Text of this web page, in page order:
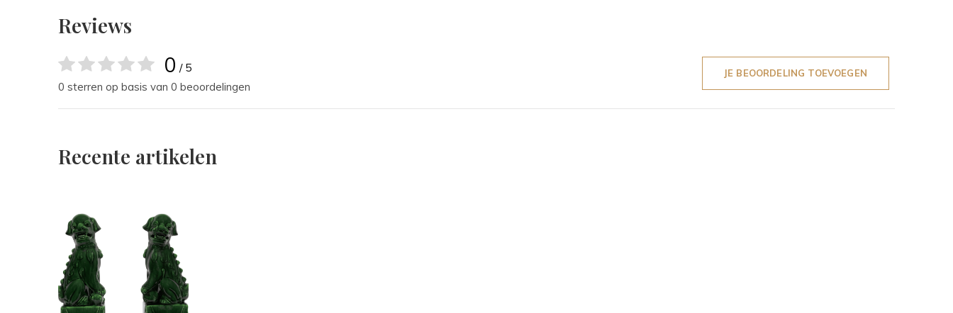
Reviews
0 / 5
0 sterren op basis van 0 beoordelingen
JE BEOORDELING TOEVOEGEN
Recente artikelen